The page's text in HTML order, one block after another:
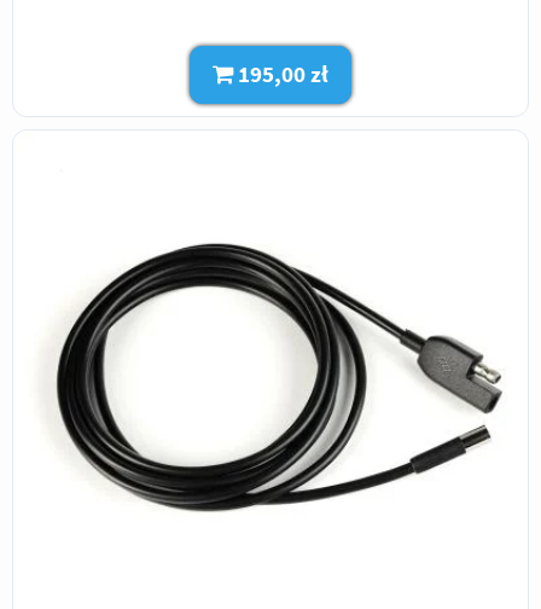
195,00 zł